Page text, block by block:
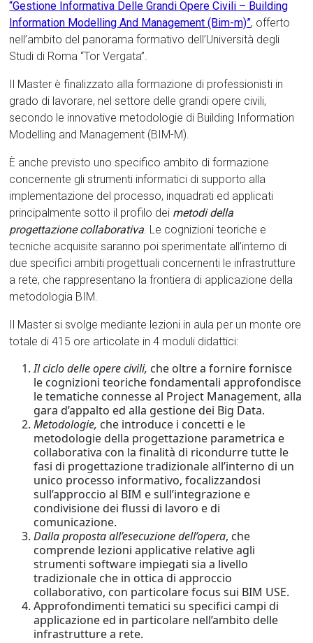
“Gestione Informativa Delle Grandi Opere Civili – Building
Information Modelling And Management (Bim-m)”, offerto
nell’ambito del panorama formativo dell’Università degli
Studi di Roma “Tor Vergata”.
Il Master è finalizzato alla formazione di professionisti in
grado di lavorare, nel settore delle grandi opere civili,
secondo le innovative metodologie di Building Information
Modelling and Management (BIM-M).
È anche previsto uno specifico ambito di formazione
concernente gli strumenti informatici di supporto alla
implementazione del processo, inquadrati ed applicati
principalmente sotto il profilo dei metodi della
progettazione collaborativa. Le cognizioni teoriche e
tecniche acquisite saranno poi sperimentate all’interno di
due specifici ambiti progettuali concernenti le infrastrutture
a rete, che rappresentano la frontiera di applicazione della
metodologia BIM.
Il Master si svolge mediante lezioni in aula per un monte ore
totale di 415 ore articolate in 4 moduli didattici:
Il ciclo delle opere civili, che oltre a fornire fornisce
le cognizioni teoriche fondamentali approfondisce
le tematiche connesse al Project Management, alla
gara d’appalto ed alla gestione dei Big Data.
Metodologie, che introduce i concetti e le
metodologie della progettazione parametrica e
collaborativa con la finalità di ricondurre tutte le
fasi di progettazione tradizionale all’interno di un
unico processo informativo, focalizzandosi
sull’approccio al BIM e sull’integrazione e
condivisione dei flussi di lavoro e di
comunicazione.
Dalla proposta all’esecuzione dell’opera, che
comprende lezioni applicative relative agli
strumenti software impiegati sia a livello
tradizionale che in ottica di approccio
collaborativo, con particolare focus sui BIM USE.
Approfondimenti tematici su specifici campi di
applicazione ed in particolare nell’ambito delle
infrastrutture a rete.